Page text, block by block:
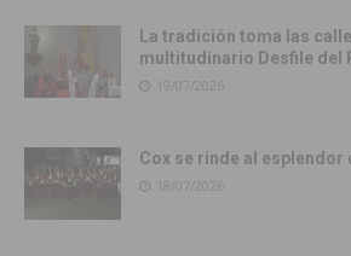
La tradición toma las
multitudinario Desfile del
19/07/2026
Cox se rinde al esplendor
18/07/2026